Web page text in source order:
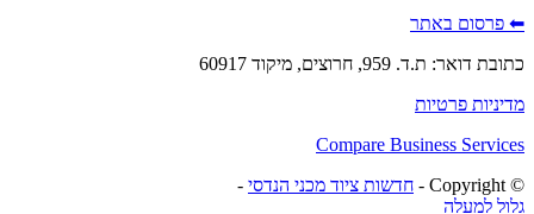
⬅ פרסום באתר
כתובת דואר: ת.ד. 959, חרוצים, מיקוד 60917
מדיניות פרטיות
Compare Business Services
© ‫Copyright -
חדשות ציוד מכני הנדסי -
גלול למעלה